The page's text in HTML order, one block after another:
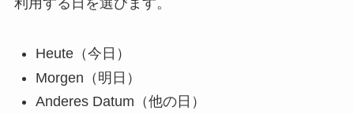
Heute（今日）
Morgen（明日）
Anderes Datum（他の日）